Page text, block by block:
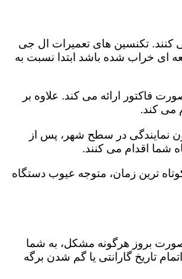
کنند. تکنسین های تعمیرات ال جی
ای خراب شده باشد ابتدا نسبت به
فاکتور ارائه می کند. علاوه بر
می کند.
نمایندگی در سطح شهر، پس از
شما اقدام می کنند.
ترین زمان، متوجه عیوب دستگاه
بروز هرگونه مشکل، به شما
تاریخ گارانتی یا گم شدن برگه